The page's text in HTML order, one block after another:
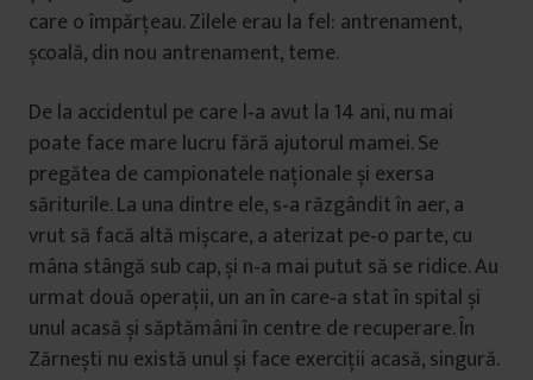
care o împărţeau. Zilele erau la fel: antrenament,
școală, din nou antrenament, teme.
De la accidentul pe care l‑a avut la 14 ani, nu mai
poate face mare lucru fără ajutorul mamei. Se
pregătea de campionatele naţionale și exersa
săriturile. La una dintre ele, s‑a răzgândit în aer, a
vrut să facă altă mișcare, a aterizat pe‑o parte, cu
mâna stângă sub cap, și n‑a mai putut să se ridice. Au
urmat două operaţii, un an în care‑a stat în spital și
unul acasă și săptămâni în centre de recuperare. În
Zărnești nu există unul și face exerciţii acasă, singură.